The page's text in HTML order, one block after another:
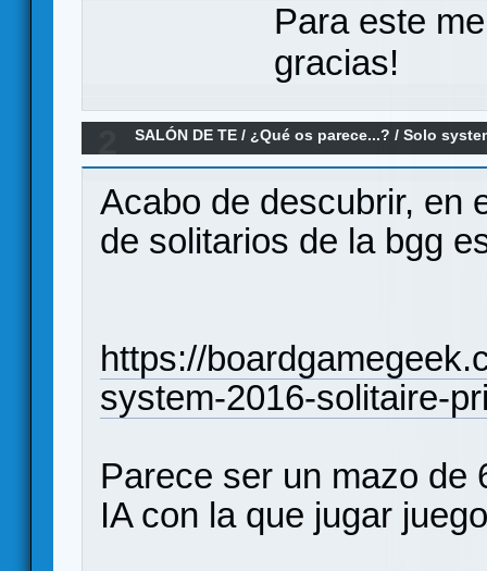
Para este
gracias!
SALÓN DE TE /¿Qué os parece...? /Solo
Acabo de descubrir, en
de solitarios de la bgg
https://
system-2016-solitaire-
Parece ser un mazo de
IA con la que jugar